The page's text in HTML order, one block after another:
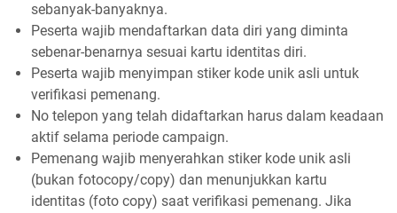
sebanyak-banyaknya.
Peserta wajib mendaftarkan data diri yang diminta
sebenar-benarnya sesuai kartu identitas diri.
Peserta wajib menyimpan stiker kode unik asli untuk
verifikasi pemenang.
No telepon yang telah didaftarkan harus dalam keadaan
aktif selama periode campaign.
Pemenang wajib menyerahkan stiker kode unik asli
(bukan fotocopy/copy) dan menunjukkan kartu
identitas (foto copy) saat verifikasi pemenang. Jika